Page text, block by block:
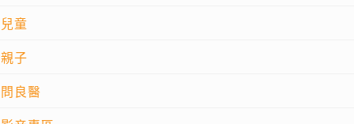
兒童
親子
問良醫